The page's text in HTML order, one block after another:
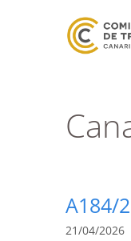
A184/
21/04/2026